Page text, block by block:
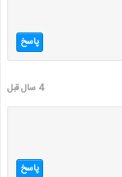
پاسخ
4 سال قبل
پاسخ